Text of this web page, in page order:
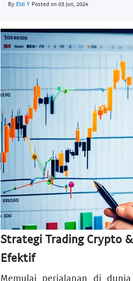
By Eldi Y Posted on 03 Jun, 2024
Strategi Trading Crypto
Efektif
Memulai perjalanan di